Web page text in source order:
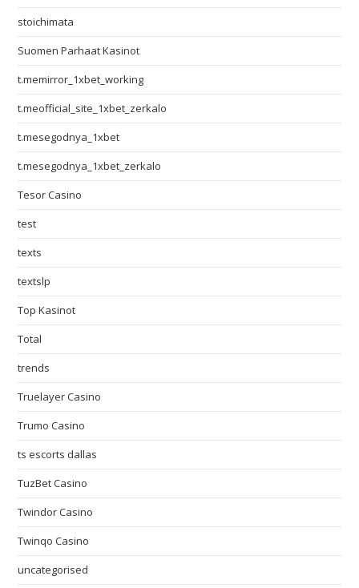
stoichimata
Suomen Parhaat Kasinot
t.memirror_1xbet_working
t.meofficial_site_1xbet_zerkalo
t.mesegodnya_1xbet
t.mesegodnya_1xbet_zerkalo
Tesor Casino
test
texts
textslp
Top Kasinot
Total
trends
Truelayer Casino
Trumo Casino
ts escorts dallas
TuzBet Casino
Twindor Casino
Twinqo Casino
uncategorised